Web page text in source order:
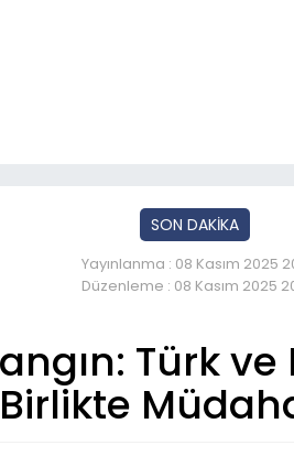
SON DAKİKA
Yayınlanma : 08 Kasım 2025
Düzenleme : 08 Kasım 2025
Türk
Birlikte